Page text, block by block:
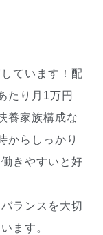
ています！配
たり月1万円
養家族構成な
からしっかり
きやすいと好
ランスを大切
ます。